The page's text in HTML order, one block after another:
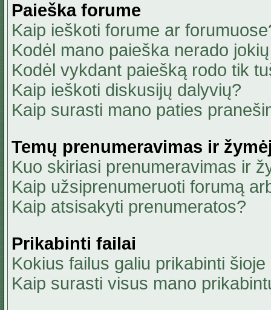
Paieška forume
Kaip ieškoti forume ar
Kodėl mano paieška nerado
Kodėl vykdant paiešką rodo tik
Kaip ieškoti diskusijų dalyvių?
Kaip surasti mano paties
Temų prenumeravimas ir
Kuo skiriasi prenumeravimas ir
Kaip užsiprenumeruoti forumą
Kaip atsisakyti prenumeratos?
Prikabinti failai
Kokius failus galiu prikabinti
Kaip surasti visus mano